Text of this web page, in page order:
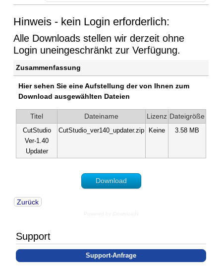
Hinweis - kein Login erforderlich:
Alle Downloads stellen wir derzeit ohne
Login uneingeschränkt zur Verfügung.
Zusammenfassung
Hier sehen Sie eine Aufstellung der von Ihnen zum
Download ausgewählten Dateien
Titel Dateiname Lizenz Dateigröße
CutStudio
Ver-1.40
Updater
CutStudio_ver140_updater.zip Keine 3.58 MB
Download
Zurück
Support
Support-Anfrage